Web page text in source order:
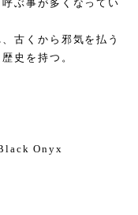
ぶ事が多くなってい
古くから邪気を払う
史を持つ。
Onyx